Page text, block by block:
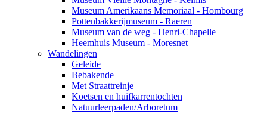
Museum Amerikaans Memoriaal - Hombourg
Pottenbakkerijmuseum - Raeren
Museum van de weg - Henri-Chapelle
Heemhuis Museum - Moresnet
Wandelingen
Geleide
Bebakende
Met Straattreinje
Koetsen en huifkarrentochten
Natuurleerpaden/Arboretum